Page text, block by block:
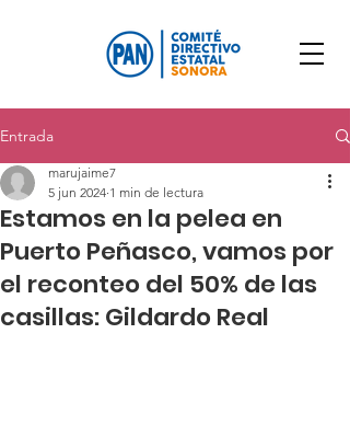
Entrada
Estamos en la pelea en
Puerto Peñasco, vamos por
el reconteo del 50% de las
casillas: Gildardo Real
marujaime7
5 jun 2024 1 min de lectura